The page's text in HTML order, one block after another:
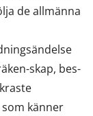
de allmänna
skap, bes-
känner